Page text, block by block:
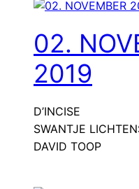
02.
2019
D’INCISE
SWANTJE
DAVID TOOP